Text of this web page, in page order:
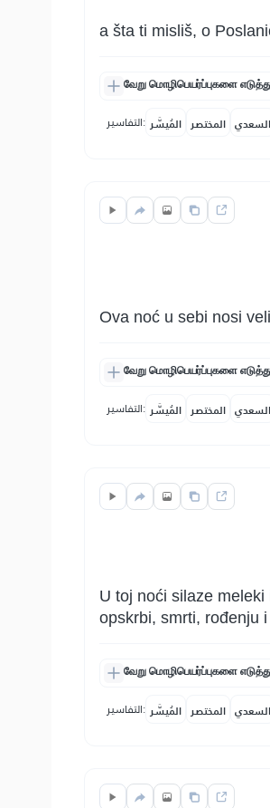
a šta ti misliš, o
வேறு மொழிபெயர்ப்புகளை
التفاسير: المُيسَّر المختصر السعدي
Ova noć u sebi nosi
வேறு மொழிபெயர்ப்புகளை
التفاسير: المُيسَّر المختصر السعدي
U toj noći silaze
opskrbi, smrti, rođenju
வேறு மொழிபெயர்ப்புகளை
التفاسير: المُيسَّر المختصر السعدي